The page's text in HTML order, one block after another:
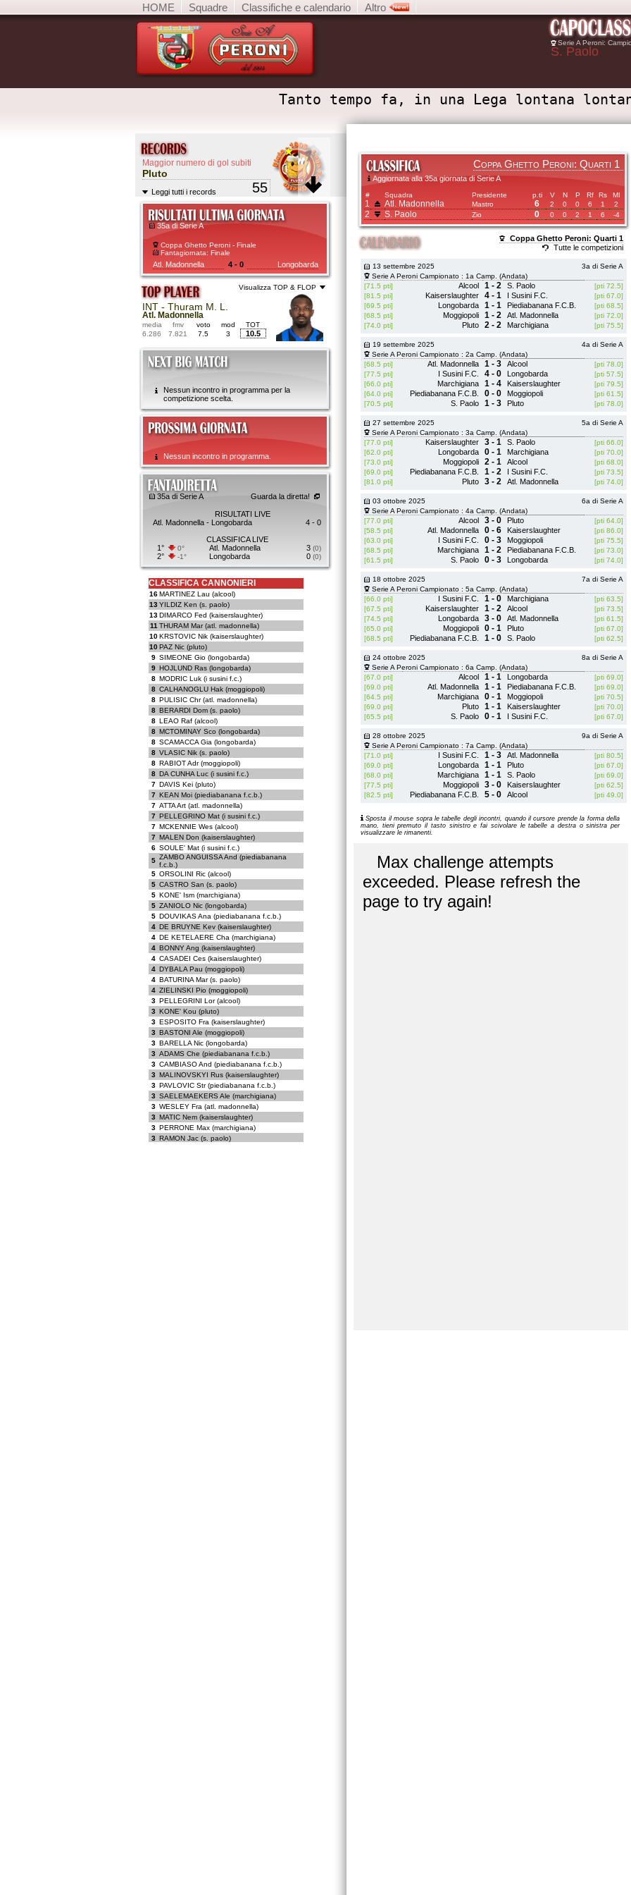
HOME Squadre Classifiche e calendario Altro
Serie A Peroni:
S. Paolo
Tanto tempo fa, in una Lega lontana
Leggi tutti i records
Maggior numero di gol subiti
Pluto
55
35a di Serie A
Coppa Ghetto Peroni - Finale
Fantagiornata: Finale
Atl. Madonnella 4 - 0 Longobarda
Visualizza TOP & FLOP
INT - Thuram M. L.
Atl. Madonnella
media fmv voto mod
TOT
6.286
7.821 7.5 3 10.5
Nessun incontro in programma per la
competizione scelta.
Nessun incontro in programma.
35a di Serie A Guarda la diretta!
RISULTATI LIVE
Atl. Madonnella - Longobarda
4 - 0
CLASSIFICA LIVE
1°
0° Atl. Madonnella 3 (0)
2° -1° Longobarda 0 (0)
Coppa Ghetto Peroni: Quarti 1
Aggiornata alla 35a giornata di Serie A
# Squadra Presidente p.ti V N P Rf Rs MI
1 Atl. Madonnella Mastro 6 2 0 0 6 1 2
2 S. Paolo Zio 0 0 0 2 1 6 -4
Coppa Ghetto Peroni: Quarti 1
Tutte le competizioni
13 settembre 2025
3a di Serie A
Serie A Peroni Campionato : 1a Camp. (Andata)
[71.5 pti]
Alcool 1 - 2 S. Paolo
[pti 72.5]
[81.5 pti]
Kaiserslaughter 4 - 1 I Susini F.C.
[pti 67.0]
[69.5 pti]
Longobarda 1 - 1 Piediabanana F.C.B.
[pti 68.5]
[68.5 pti]
Moggiopoli 1 - 2 Atl. Madonnella
[pti 72.0]
[74.0 pti]
Pluto 2 - 2 Marchigiana [pti 75.5]
19 settembre 2025
4a di Serie A
Serie A Peroni Campionato : 2a Camp. (Andata)
[68.5 pti]
Atl. Madonnella 1 - 3 Alcool
[pti 78.0]
[77.5 pti]
I Susini F.C. 4 - 0 Longobarda
[pti 57.5]
[66.0 pti]
Marchigiana 1 - 4 Kaiserslaughter
[pti 79.5]
[64.0 pti]
Piediabanana F.C.B. 0 - 0 Moggiopoli
[pti 61.5]
[70.5 pti]
S. Paolo 1 - 3 Pluto [pti 78.0]
27 settembre 2025
5a di Serie A
Serie A Peroni Campionato : 3a Camp. (Andata)
[77.0 pti]
Kaiserslaughter 3 - 1 S. Paolo
[pti 66.0]
[62.0 pti]
Longobarda 0 - 1 Marchigiana
[pti 70.0]
[73.0 pti]
Moggiopoli 2 - 1 Alcool
[pti 68.0]
[69.0 pti]
Piediabanana F.C.B. 1 - 2 I Susini F.C.
[pti 73.5]
[81.0 pti]
Pluto 3 - 2 Atl. Madonnella [pti 74.0]
03 ottobre 2025
6a di Serie A
Serie A Peroni Campionato : 4a Camp. (Andata)
[77.0 pti]
Alcool 3 - 0 Pluto
[pti 64.0]
[58.5 pti]
Atl. Madonnella 0 - 6 Kaiserslaughter
[pti 86.0]
[63.0 pti]
I Susini F.C. 0 - 3 Moggiopoli
[pti 75.5]
[68.5 pti]
Marchigiana 1 - 2 Piediabanana F.C.B.
[pti 73.0]
[61.5 pti]
S. Paolo 0 - 3 Longobarda [pti 74.0]
18 ottobre 2025
7a di Serie A
Serie A Peroni Campionato : 5a Camp. (Andata)
[66.0 pti]
I Susini F.C. 1 - 0 Marchigiana
[pti 63.5]
[67.5 pti]
Kaiserslaughter 1 - 2 Alcool
[pti 73.5]
[74.5 pti]
Longobarda 3 - 0 Atl. Madonnella
[pti 61.5]
[65.0 pti]
Moggiopoli 0 - 1 Pluto
[pti 67.0]
[68.5 pti]
Piediabanana F.C.B. 1 - 0 S. Paolo [pti 62.5]
24 ottobre 2025
8a di Serie A
Serie A Peroni Campionato : 6a Camp. (Andata)
[67.0 pti]
Alcool 1 - 1 Longobarda
[pti 69.0]
[69.0 pti]
Atl. Madonnella 1 - 1 Piediabanana F.C.B.
[pti 69.0]
[64.5 pti]
Marchigiana 0 - 1 Moggiopoli
[pti 70.5]
[69.0 pti]
Pluto 1 - 1 Kaiserslaughter
[pti 70.0]
[65.5 pti]
S. Paolo 0 - 1 I Susini F.C. [pti 67.0]
28 ottobre 2025
9a di Serie A
Serie A Peroni Campionato : 7a Camp. (Andata)
[71.0 pti]
I Susini F.C. 1 - 3 Atl. Madonnella
[pti 80.5]
[69.0 pti]
Longobarda 1 - 1 Pluto
[pti 67.0]
[68.0 pti]
Marchigiana 1 - 1 S. Paolo
[pti 69.0]
[77.5 pti]
Moggiopoli 3 - 0 Kaiserslaughter
[pti 62.5]
[82.5 pti]
Piediabanana F.C.B. 5 - 0 Alcool [pti 49.0]
Sposta il mouse sopra le tabelle degli incontri, quando il cursore prende la forma della
mano, tieni premuto il tasto sinistro e fai scivolare le tabelle a destra o sinistra per
visualizzare le rimanenti.